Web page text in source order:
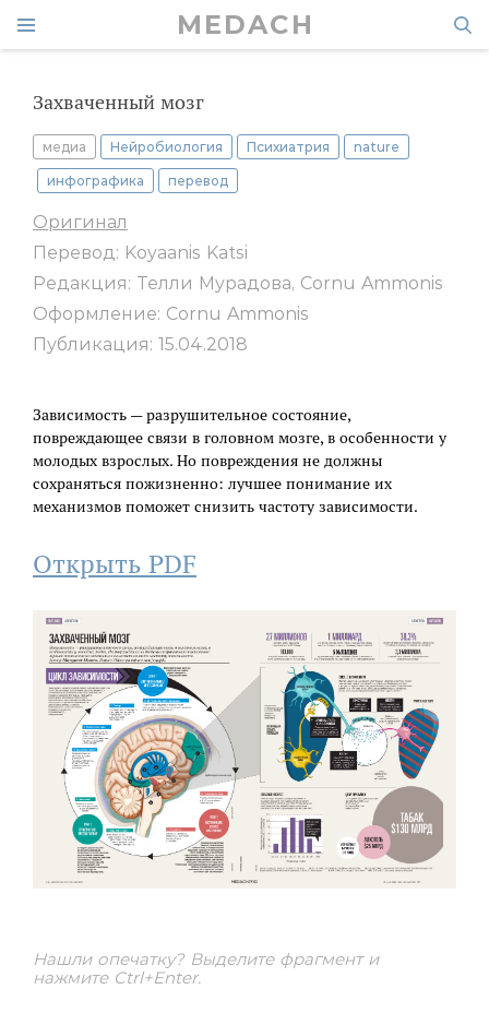
MEDACH
Захваченный мозг
медиа Нейробиология Психиатрия nature
инфографика перевод
Оригинал
Перевод: Koyaanis Katsi
Редакция: Телли Мурадова, Cornu Ammonis
Оформление: Cornu Ammonis
Публикация: 15.04.2018
Зависимость — разрушительное состояние,
повреждающее связи в головном мозге, в особенности у
молодых взрослых. Но повреждения не должны
сохраняться пожизненно: лучшее понимание их
механизмов поможет снизить частоту зависимости.
Открыть PDF
Нашли опечатку? Выделите фрагмент и
нажмите Ctrl+Enter.